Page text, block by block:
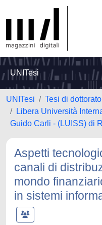
UNITesi
UNITesi
Tesi di dottorato
Libera Università
Guido Carli - (LUISS) di
Aspetti
canali di
mondo
in sistemi